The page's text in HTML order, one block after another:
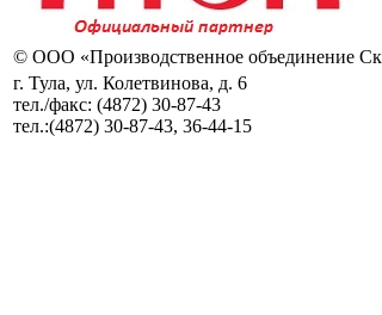
© ООО «Производственное объединение
г. Тула, ул. Колетвинова, д. 6
тел./факс: (4872) 30-87-43
тел.:(4872) 30-87-43, 36-44-15